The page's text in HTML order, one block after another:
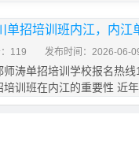
单招培训班内江，内江
119 发布时间：2026-06-
师涛单招培训学校报名热
培训班在内江的重要性 近